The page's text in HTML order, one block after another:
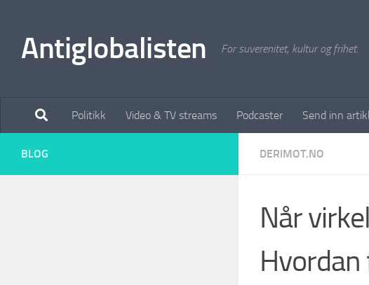
Antiglobalisten For suverenitet, kultur og frihet.
Politikk Video & TV streams Podcaster Send inn
DERIMOT.NO
Når
BLOG